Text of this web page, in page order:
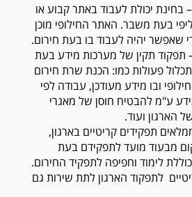
בחינת יכולת לעבוד באתר קבוע או
בעת משבר. האתר החילופי מוכן
שאפשר יהיה לעבוד בו בעת חירום.
תפקוד תקין של מערכות מידע בעת
פעולות כמו: הכנת שרת חירום
ובו מידע מעודכן, עבודה לפי
ע"מ להבטיח חוסן של מאגרי
הארגון ועוד.
תפקידים קריטיים בארגון,
מבעוד מועד לתפקידם בעת
לימוד וחפיפה לתפקיד החירום.
לתפקוד הארגון לתת שירות גם